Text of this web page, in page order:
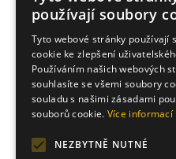
používají soubory
Tyto webové stránky používají
cookie ke zlepšení
Používáním našich webových
souhlasíte se všemi soubory
souladu s našimi zásadami
souborů cookie. Více informací
NEZBYTNĚ NUTNÉ